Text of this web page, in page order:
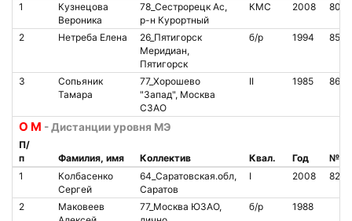
1
Кузнецова
Вероника
78_Сестрорецк Ас,
р-н Курортный
КМС 2008
2 Нетреба Елена
26_Пятигорск
Меридиан,
Пятигорск
б/р 1994
3
Сопьяник
Тамара
77_Хорошево
"Запад", Москва
СЗАО
II 1985
О М - Дистанции уровня МЭ
П/
п
Фамилия, имя Коллектив Квал. Год
№
1
Колбасенко
Сергей
64_Саратовская.обл,
Саратов
I 2008
2
Маковеев
77_Москва ЮЗАО,
б/р 1988